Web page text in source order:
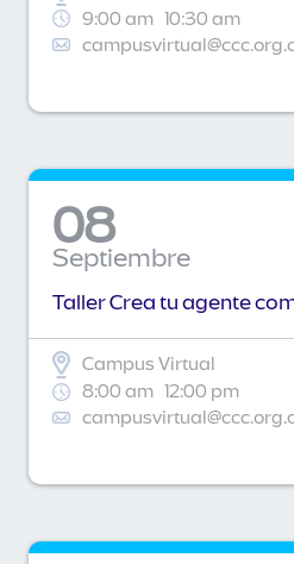
9:00 am 10:30 am
08
Septiembre
Taller Crea tu agente
Campus Virtual
8:00 am 12:00 pm